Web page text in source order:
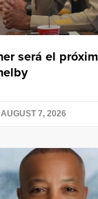
será el
AUGUST 7, 2026